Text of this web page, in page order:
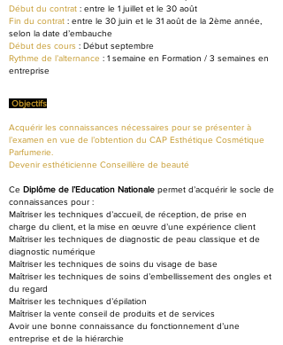
Début du contrat : entre le 1 juillet et le 30 août
Fin du contrat : entre le 30 juin et le 31 août de la 2ème année,
selon la date d’embauche
Début des cours : Début septembre
Rythme de l’alternance : 1 semaine en Formation / 3 semaines en
entreprise
Objectifs
Acquérir les connaissances nécessaires pour se présenter à
l’examen en vue de l’obtention du CAP Esthétique Cosmétique
Parfumerie.
Devenir esthéticienne Conseillère de beauté
Ce Diplôme de l’Education Nationale permet d’acquérir le socle de
connaissances pour :
Maîtriser les techniques d’accueil, de réception, de prise en
charge du client, et la mise en œuvre d’une expérience client
Maîtriser les techniques de diagnostic de peau classique et de
diagnostic numérique
Maîtriser les techniques de soins du visage de base
Maîtriser les techniques de soins d’embellissement des ongles et
du regard
Maîtriser les techniques d’épilation
Maîtriser la vente conseil de produits et de services
Avoir une bonne connaissance du fonctionnement d’une
entreprise et de la hiérarchie